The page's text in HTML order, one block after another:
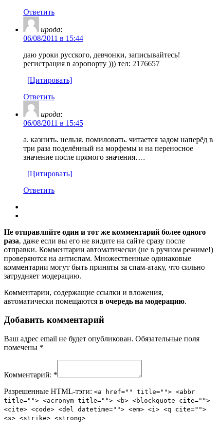
Ответить
ирода:
06/08/2011 в 15:44
даю уроки русского, девчонки, записывайтесь!
регистрация в аэропорту ))) тел: 2176657
[Цитировать]
Ответить
ирода:
06/08/2011 в 15:45
а. казнить. нельзя. помиловать. читается задом наперёд в
три раза поделённый на морфемы и на переносное
значение после прямого значения….
[Цитировать]
Ответить
Не отправляйте один и тот же комментарий более одного
раза, даже если вы его не видите на сайте сразу после
отправки. Комментарии автоматически (не в ручном режиме!)
проверяются на антиспам. Множественные одинаковые
комментарии могут быть приняты за спам-атаку, что сильно
затрудняет модерацию.
Комментарии, содержащие ссылки и вложения,
автоматически помещаются в очередь на модерацию.
Добавить комментарий
Ваш адрес email не будет опубликован. Обязательные поля
помечены *
Комментарий: *
Разрешенные HTML-тэги: <a href="" title=""> <abbr
title=""> <acronym title=""> <b> <blockquote cite="">
<cite> <code> <del datetime=""> <em> <i> <q cite="">
<s> <strike> <strong>